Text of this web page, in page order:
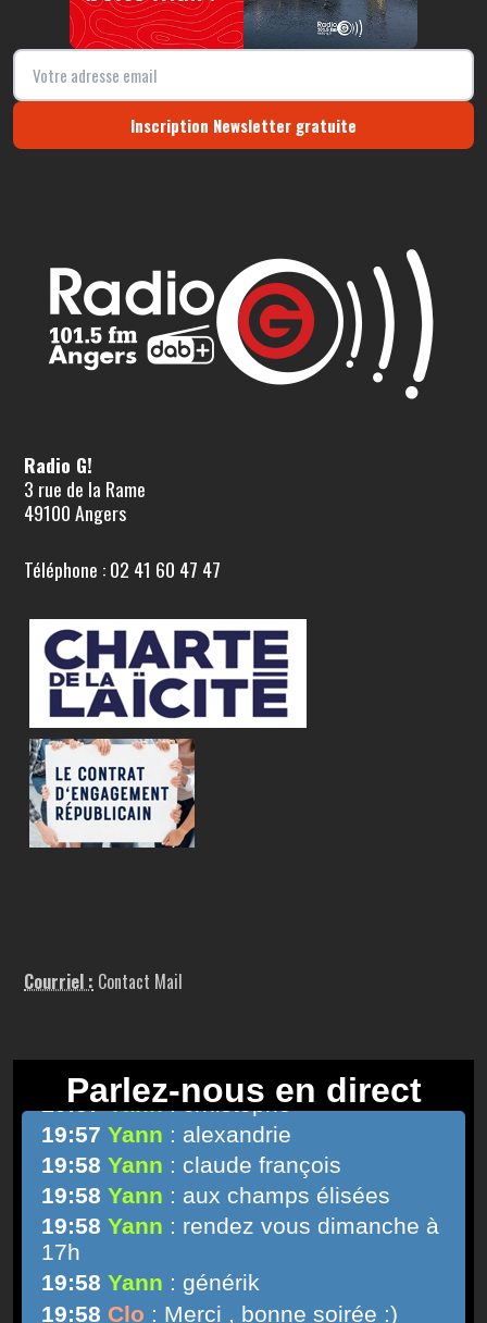
Inscription Newsletter gratuite
Radio G!
3 rue de la Rame
49100 Angers
Téléphone : 02 41 60 47 47
Courriel : Contact Mail